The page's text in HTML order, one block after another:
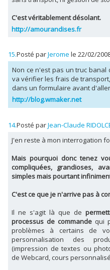
C'est véritablement désolant.
http://amourandises.fr
15.Posté parJerome le 22/02/
Non ce n'est pas un truc banal
va vérifier les frais de
dans un formulaire avant
http://blog.wmaker.net
14.Posté parJean-Claude
J'en reste à mon interrogation
Mais pourquoi donc tenez
compliquées, grandioses,
simples mais pourtant
C'est ce que je n'arrive pas à
Il ne s'agit là que de
processus de commande qui
problèmes à certains de
personnalisation des
(impression de textes ou
de Webcard, cours